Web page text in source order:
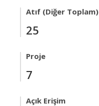
Atıf (Diğer Toplam)
25
Proje
7
Açık Erişim